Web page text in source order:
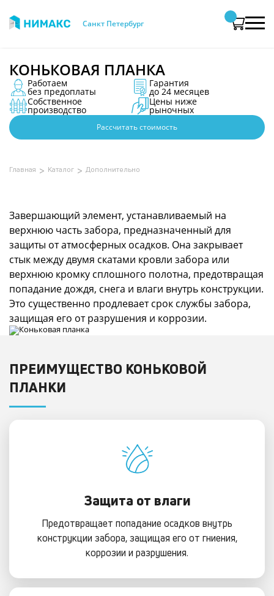
Санкт Петербург
КОНЬКОВАЯ ПЛАНКА
Работаем
без предоплаты
Гарантия
до 24 месяцев
Собственное
производство
Цены ниже
рыночных
Рассчитать стоимость
Главная > Каталог > Дополнительно
Завершающий элемент, устанавливаемый на
верхнюю часть забора, предназначенный для
защиты от атмосферных осадков. Она закрывает
стык между двумя скатами кровли забора или
верхнюю кромку сплошного полотна, предотвращая
попадание дождя, снега и влаги внутрь конструкции.
Это существенно продлевает срок службы забора,
защищая его от разрушения и коррозии.
ПРЕИМУЩЕСТВО КОНЬКОВОЙ
ПЛАНКИ
Защита от влаги
Предотвращает попадание осадков внутрь
конструкции забора, защищая его от гниения,
коррозии и разрушения.
персональных данныхи подтверждаю
Даюсогласие на обработку
Заказать звонок
персональных данныхи подтверждаю